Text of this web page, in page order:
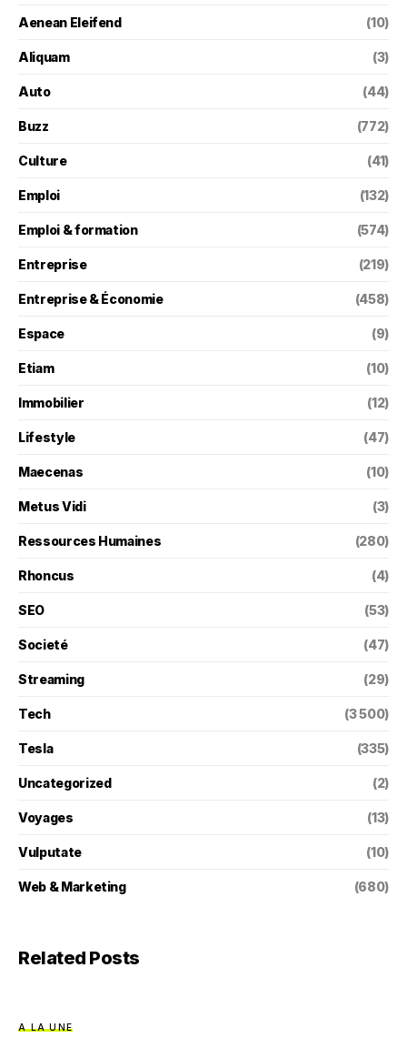
Aenean Eleifend (10)
Aliquam (3)
Auto (44)
Buzz (772)
Culture (41)
Emploi (132)
Emploi & formation (574)
Entreprise (219)
Entreprise & Économie (458)
Espace (9)
Etiam (10)
Immobilier (12)
Lifestyle (47)
Maecenas (10)
Metus Vidi (3)
Ressources Humaines (280)
Rhoncus (4)
SEO (53)
Societé (47)
Streaming (29)
Tech (3 500)
Tesla (335)
Uncategorized (2)
Voyages (13)
Vulputate (10)
Web & Marketing (680)
Related Posts
A LA UNE